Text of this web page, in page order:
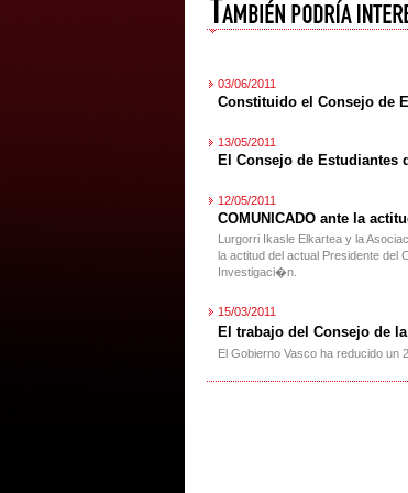
03/06/2011
Constituido el Consejo de
13/05/2011
El Consejo de Estudiantes
12/05/2011
COMUNICADO ante la
Lurgorri Ikasle Elkartea y la
la actitud del actual Presidente del
Investigaci�n.
15/03/2011
El trabajo del Consejo de
El Gobierno Vasco ha reducido